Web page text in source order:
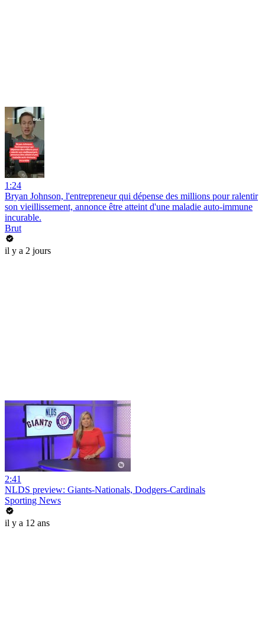
1:24
Bryan Johnson, l'entrepreneur qui dépense des millions pour ralentir
son vieillissement, annonce être atteint d'une maladie auto-immune
incurable.
Brut
il y a 2 jours
2:41
NLDS preview: Giants-Nationals, Dodgers-Cardinals
Sporting News
il y a 12 ans